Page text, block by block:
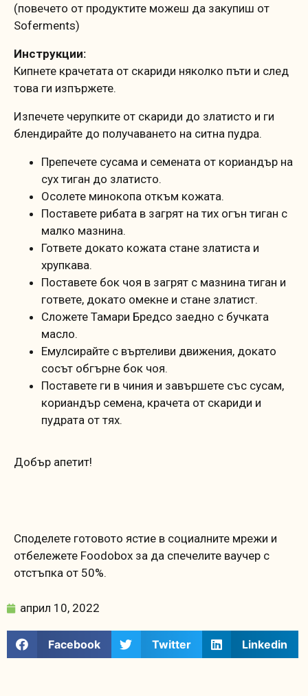
(повечето от продуктите можеш да закупиш от
Soferments)
Инструкции:
Кипнeте крачетата от скариди няколко пъти и след
това ги изпържете.
Изпечете черупките от скариди до златисто и ги
блендирайте до получаването на ситна пудра.
Препечете сусама и семената от кориандър на
сух тиган до златисто.
Осолете минокопа откъм кожата.
Поставете рибата в загрят на тих огън тиган с
малко мазнина.
Гответе докато кожата стане златиста и
хрупкава.
Поставете бок чоя в загрят с мазнина тиган и
гответе, докато омекне и стане златист.
Сложете Тамари Бредсо заедно с бучката
масло.
Емулсирайте с въртеливи движения, докато
сосът обгърне бок чоя.
Поставете ги в чиния и завършете със сусам,
кориандър семена, крачета от скариди и
пудрата от тях.
Добър апетит!
Споделете готовото ястие в социалните мрежи и
отбележете Foodobox за да спечелите ваучер с
отстъпка от 50%.
април 10, 2022
Facebook Twitter Linkedin